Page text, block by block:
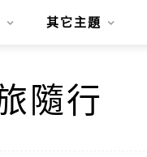
其它主題